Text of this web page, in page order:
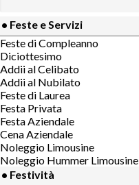
• Feste e Servizi
Feste di Compleanno
Diciottesimo
Addii al Celibato
Addii al Nubilato
Feste di Laurea
Festa Privata
Festa Aziendale
Cena Aziendale
Noleggio Limousine
Noleggio Hummer Limousine
• Festività